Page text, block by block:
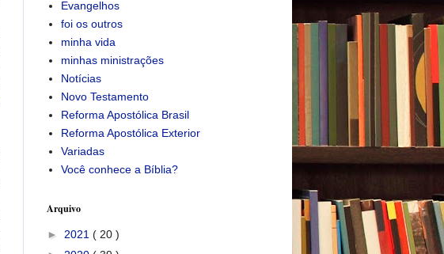
Evangelhos
foi os outros
minha vida
minhas ministrações
Notícias
Novo Testamento
Reforma Apostólica Brasil
Reforma Apostólica Exterior
Variadas
Você conhece a Bíblia?
Arquivo
► 2021 ( 20 )